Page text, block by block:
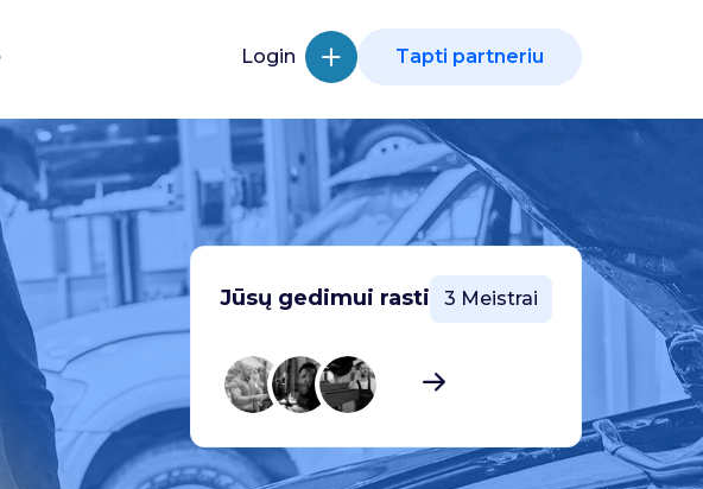
Login Tapti partneriu
Jūsų gedimui rasti 3 Meistrai